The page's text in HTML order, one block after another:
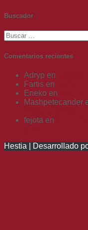
Buscador
Buscar:
Comentarios recientes
Adryp en
Fartis en
Eneko en
Mashpetecander
fejota en
Hestia | Desarrollado